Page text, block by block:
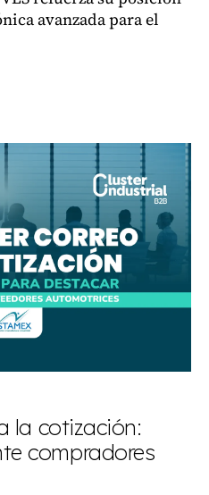
avanzada para el
la cotización:
compradores